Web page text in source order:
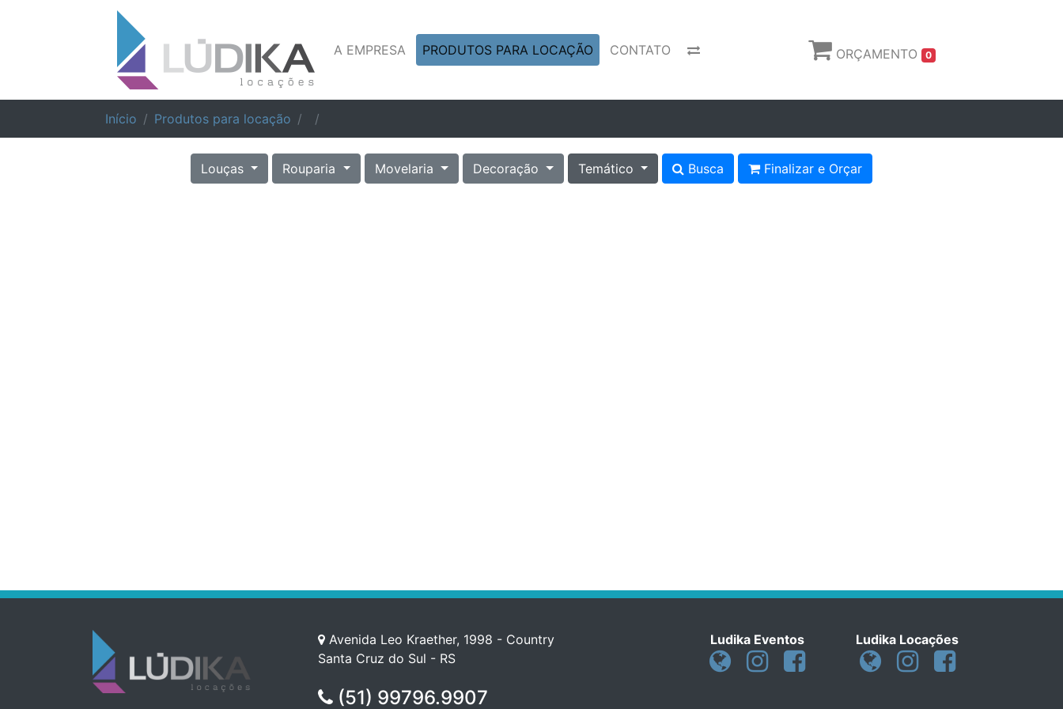
A EMPRESA PRODUTOS PARA LOCAÇÃO CONTATO ORÇAMENTO 0
Início Produtos para locação
Louças Rouparia Movelaria Decoração Temático Busca Finalizar e Orçar
Avenida Leo Kraether, 1998 - Country
Santa Cruz do Sul - RS
(51) 99796.9907
Ludika Eventos Ludika Locações